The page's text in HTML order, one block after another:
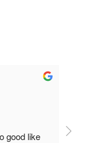
good like
So